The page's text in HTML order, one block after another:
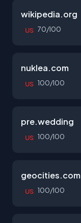
wikipedia.org
US 70/100
nuklea.com
US 100/100
pre.wedding
US 100/100
geocities.com
US 100/100